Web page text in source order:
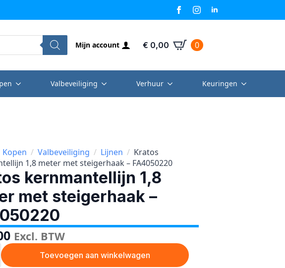
Mijn account € 0,00 0
Valbeveiliging Verhuur Keuringen
Kopen Valbeveiliging Lijnen
Kratos
1,8 meter met steigerhaak – FA4050220
kernmantellijn 1,8
met steigerhaak –
Excl. BTW
Toevoegen aan winkelwagen